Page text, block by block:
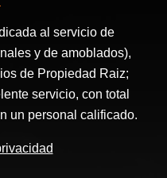
al servicio de
y de amoblados),
de Propiedad Raiz;
servicio, con total
un personal calificado.